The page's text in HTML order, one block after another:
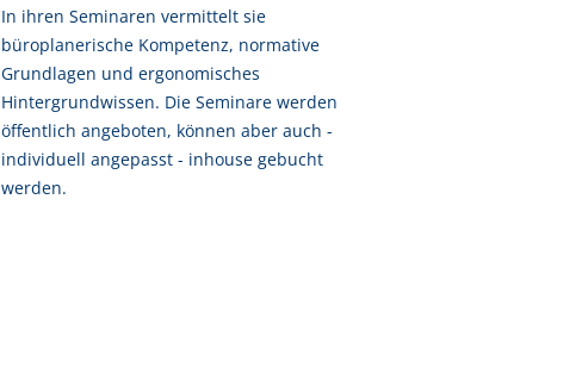
In ihren Seminaren vermittelt sie
büroplanerische Kompetenz, normative
Grundlagen und ergonomisches
Hintergrundwissen. Die Seminare werden
öffentlich angeboten, können aber auch -
individuell angepasst - inhouse gebucht
werden.